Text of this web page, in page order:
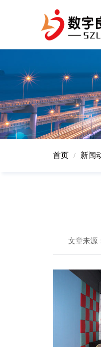
首页 / 新闻
文章来源